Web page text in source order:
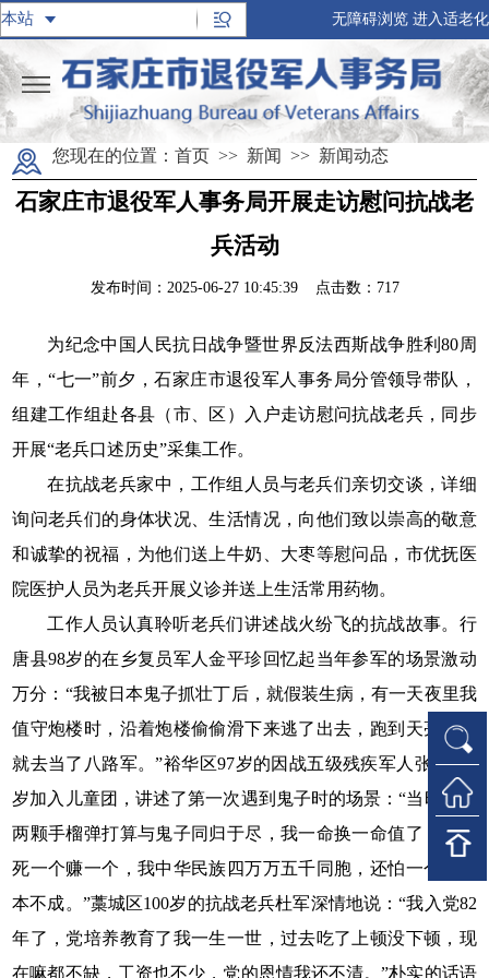
无障碍浏览 进入适老化
您现在的位置：首页 >> 新闻 >> 新闻动态
石家庄市退役军人事务局开展走访慰问抗战老
兵活动
发布时间：2025-06-27 10:45:39 点击数： 717
为纪念中国人民抗日战争暨世界反法西斯战争胜利80周
年，“七一”前夕，石家庄市退役军人事务局分管领导带队，
组建工作组赴各县（市、区）入户走访慰问抗战老兵，同步
开展“老兵口述历史”采集工作。
在抗战老兵家中，工作组人员与老兵们亲切交谈，详细
询问老兵们的身体状况、生活情况，向他们致以崇高的敬意
和诚挚的祝福，为他们送上牛奶、大枣等慰问品，市优抚医
院医护人员为老兵开展义诊并送上生活常用药物。
工作人员认真聆听老兵们讲述战火纷飞的抗战故事。行
唐县98岁的在乡复员军人金平珍回忆起当年参军的场景激动
万分：“我被日本鬼子抓壮丁后，就假装生病，有一天夜里我
值守炮楼时，沿着炮楼偷偷滑下来逃了出去，跑到天亮到家
就去当了八路军。”裕华区97岁的因战五级残疾军人张英，8
岁加入儿童团，讲述了第一次遇到鬼子时的场景：“当时拿着
两颗手榴弹打算与鬼子同归于尽，我一命换一命值了，多炸
死一个赚一个，我中华民族四万万五千同胞，还怕一个小日
本不成。”藁城区100岁的抗战老兵杜军深情地说：“我入党82
年了，党培养教育了我一生一世，过去吃了上顿没下顿，现
在嘛都不缺，工资也不少，党的恩情我还不清。”朴实的话语